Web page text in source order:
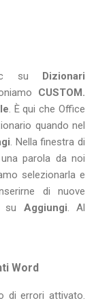
su
Dizionari
CUSTOM.
. È qui che Office
quando nel
. Nella finestra di
parola da noi
selezionarla e
di nuove
su Aggiungi. Al
Word
di errori attivato.